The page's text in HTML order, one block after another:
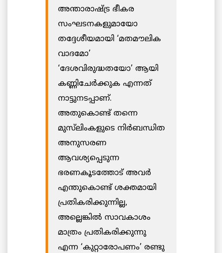
അന്താരാഷ്ട്ര ഭീകര
സംഘടനകളുമായോ
തദ്ദേശീയമായി ‘മതമൗലിക
വാദമോ’
‘ദേശവിരുദ്ധതയോ’ ആയി
കണ്ണിചേർക്കുക എന്നത്
നാട്ടുനടപ്പാണ്.
അതുകൊണ്ട് തന്നെ
മുസ്‌ലിംകളുടെ നിർബന്ധിത
അനുസരണ
ആവശ്യപ്പെടുന്ന
ഭരണകൂടത്തോട് അവർ
എന്തുകൊണ്ട് ശക്തമായി
പ്രതികരിക്കുന്നില്ല,
അല്ലെങ്കിൽ സാവകാശം
മാത്രം പ്രതികരിക്കുന്നു
എന്ന ‘കുറ്റാരോപണം’ രണ്ടു